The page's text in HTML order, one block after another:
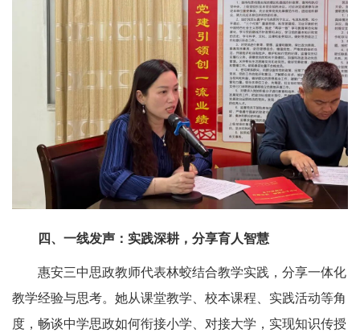
四、一线发声：实践深耕，分享育人智慧
惠安三中思政教师代表林蛟结合教学实践，分享一体化
教学经验与思考。她从课堂教学、校本课程、实践活动等角
度，畅谈中学思政如何衔接小学、对接大学，实现知识传授